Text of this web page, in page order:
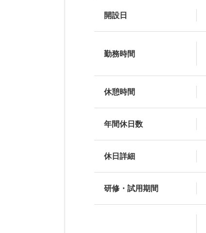
開設日
勤務時間
休憩時間
年間休日数
休日詳細
研修・試用期間